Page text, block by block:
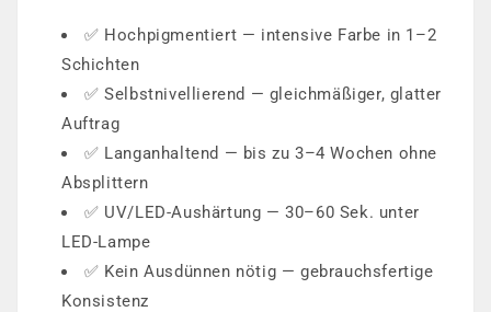
✅ Hochpigmentiert — intensive Farbe in 1–2
Schichten
✅ Selbstnivellierend — gleichmäßiger, glatter
Auftrag
✅ Langanhaltend — bis zu 3–4 Wochen ohne
Absplittern
✅ UV/LED-Aushärtung — 30–60 Sek. unter
LED-Lampe
✅ Kein Ausdünnen nötig — gebrauchsfertige
Konsistenz